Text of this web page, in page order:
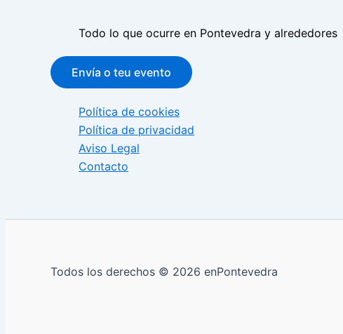
Todo lo que ocurre en Pontevedra y alrededores
Envía o teu evento
Política de cookies
Política de privacidad
Aviso Legal
Contacto
Todos los derechos © 2026 enPontevedra